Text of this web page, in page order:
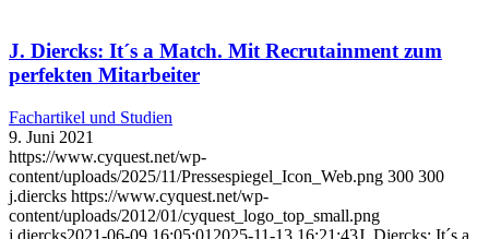
J. Diercks: It´s a Match. Mit Recrutainment zum
perfekten Mitarbeiter
Fachartikel und Studien
9. Juni 2021
https://www.cyquest.net/wp-
content/uploads/2025/11/Pressespiegel_Icon_Web.png 300 300
j.diercks https://www.cyquest.net/wp-
content/uploads/2012/01/cyquest_logo_top_small.png
j.diercks2021-06-09 16:05:01 2025-11-13 16:21:43J. Diercks: It´s a